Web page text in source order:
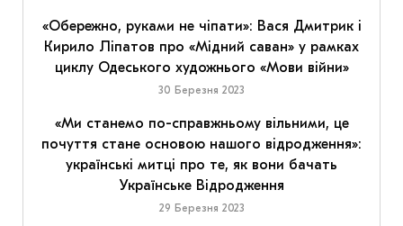
«Обережно, руками не чіпати»: Вася Дмитрик і
Кирило Ліпатов про «Мідний саван» у рамках
циклу Одеського художнього «Мови війни»
30 Березня 2023
«Ми станемо по-справжньому вільними, це
почуття стане основою нашого відродження»:
українські митці про те, як вони бачать
Українське Відродження
29 Березня 2023